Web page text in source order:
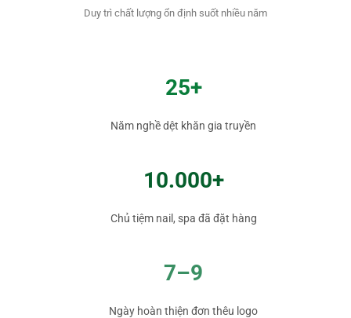
Duy trì chất lượng ổn định suốt nhiều năm
25+
Năm nghề dệt khăn gia truyền
10.000+
Chủ tiệm nail, spa đã đặt hàng
7–9
Ngày hoàn thiện đơn thêu logo